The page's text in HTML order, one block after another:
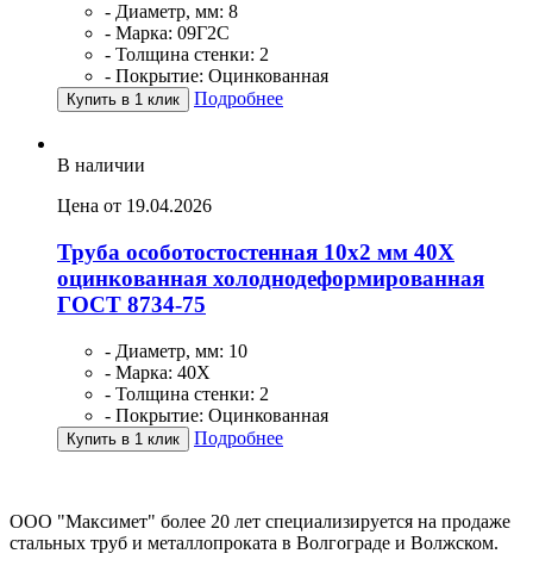
- Диаметр, мм: 8
- Марка: 09Г2С
- Толщина стенки: 2
- Покрытие: Оцинкованная
Купить в 1 клик Подробнее
В наличии
Цена от 19.04.2026
Труба особотостостенная 10х2 мм 40Х
оцинкованная холоднодеформированная
ГОСТ 8734-75
- Диаметр, мм: 10
- Марка: 40Х
- Толщина стенки: 2
- Покрытие: Оцинкованная
Купить в 1 клик Подробнее
ООО "Максимет" более 20 лет специализируется на продаже
стальных труб и металлопроката в Волгограде и Волжском.